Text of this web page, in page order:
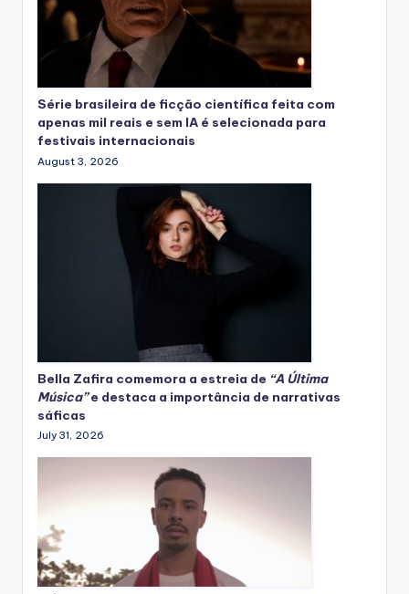
Série brasileira de ficção científica feita com
apenas mil reais e sem IA é selecionada para
festivais internacionais
August 3, 2026
Bella Zafira comemora a estreia de “A Última
Música”e destaca a importância de narrativas
sáficas
July 31, 2026